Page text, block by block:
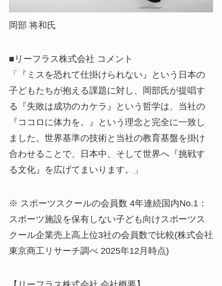
岡部 将和氏
■リーフラス株式会社 コメント
「『ミスを恐れて仕掛けられない』という日本の
子どもたちが抱える課題に対し、岡部氏が提唱す
る『失敗は成功のカケラ』という哲学は、当社の
『ココロに体力を。』という理念と完全に一致し
ました。世界基準の技術と当社の教育基盤を掛け
合わせることで、日本中、そして世界へ『挑戦す
る文化』を広げてまいります。」
※ スポーツスクールの会員数 4年連続国内No.1：
スポーツ施設を保有しない子ども向けスポーツス
クール企業売上高上位3社の会員数で比較(株式会社
東京商工リサーチ調べ 2025年12月時点)